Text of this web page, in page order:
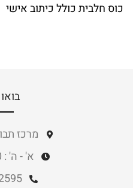
כוס חלבית כולל כיתוב אישי
מרכז
א' - ה' : 9:00 - 17:00